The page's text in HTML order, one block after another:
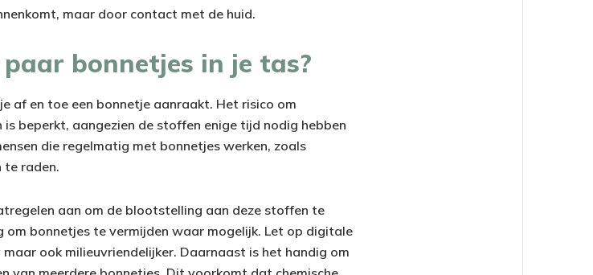
maar door contact met de huid.
bonnetjes in je tas?
af en toe een bonnetje aanraakt. Het risico om
beperkt, aangezien de stoffen enige tijd nodig hebben
die regelmatig met bonnetjes werken, zoals
te raden.
aan om de blootstelling aan deze stoffen te
om bonnetjes te vermijden waar mogelijk. Let op digitale
ook milieuvriendelijker. Daarnaast is het handig om